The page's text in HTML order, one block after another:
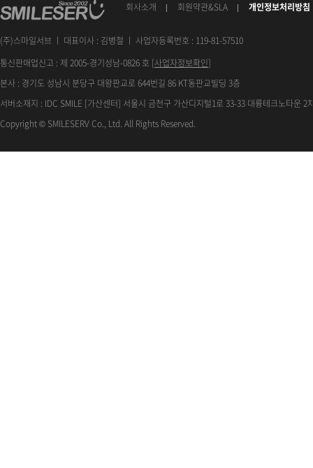
회사소개 회원약관&SLA 개인정보처리방침
(주)스마일서브 ㅣ 대표이사 : 김병철 ㅣ 사업자등록번호 : 119-81-57510
통신판매업신고 : 제 2005-경기성남-0826 호 [사업자정보확인]
본사 : 경기도 성남시 분당구 대왕판교로 644번길 86 KT동판교빌딩 3층
서버소재지 : IDC SMILE [가산센터] 서울시 금천구 가산디지털1로 33-33 대륭테크노타운 2
Copyright © SMILESERV Co., Ltd. All Rights Reserved.